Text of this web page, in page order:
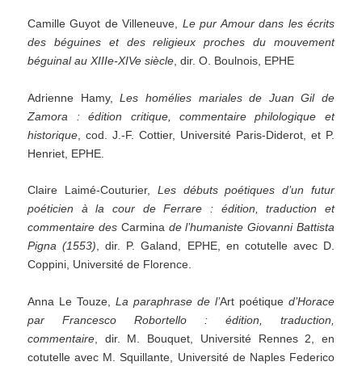
Camille Guyot de Villeneuve, Le pur Amour dans les écrits
des béguines et des religieux proches du mouvement
béguinal au XIIIe-XIVe siècle , dir. O. Boulnois, EPHE
Adrienne Hamy,Les homélies mariales de Juan Gil de
Zamora : édition critique, commentaire philologique et
historique , cod. J.-F. Cottier, Université Paris-Diderot, et P.
Henriet, EPHE.
Claire Laimé-Couturier, Les débuts poétiques d’un futur
poéticien à la cour de Ferrare : édition, traduction et
commentaire desCarmina de l’humaniste Giovanni Battista
Pigna (1553), dir. P. Galand, EPHE, en cotutelle avec D.
Coppini, Université de Florence.
Anna Le Touze,La paraphrase de l’Art poétique d’Horace
par Francesco Robortello :
édition, traduction,
commentaire , dir. M. Bouquet, Université Rennes 2, en
cotutelle avec M. Squillante, Université de Naples Federico